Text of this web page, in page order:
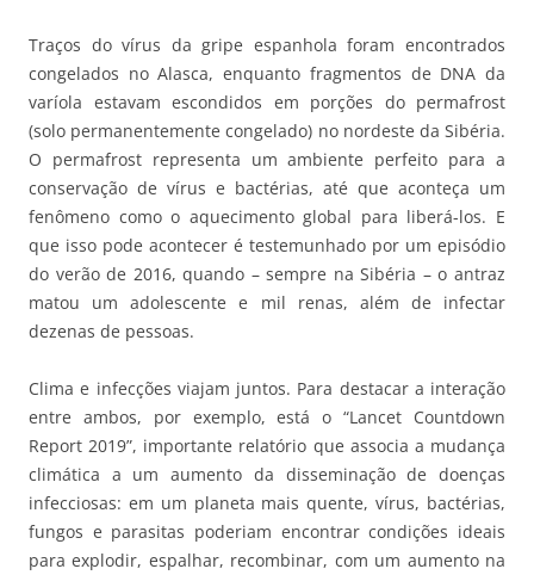
Traços do vírus da gripe espanhola foram encontrados
congelados no Alasca, enquanto fragmentos de DNA da
varíola estavam escondidos em porções do permafrost
(solo permanentemente congelado) no nordeste da Sibéria.
O permafrost representa um ambiente perfeito para a
conservação de vírus e bactérias, até que aconteça um
fenômeno como o aquecimento global para liberá-los. E
que isso pode acontecer é testemunhado por um episódio
do verão de 2016, quando – sempre na Sibéria – o antraz
matou um adolescente e mil renas, além de infectar
dezenas de pessoas.
Clima e infecções viajam juntos. Para destacar a interação
entre ambos, por exemplo, está o “Lancet Countdown
Report 2019”, importante relatório que associa a mudança
climática a um aumento da disseminação de doenças
infecciosas: em um planeta mais quente, vírus, bactérias,
fungos e parasitas poderiam encontrar condições ideais
para explodir, espalhar, recombinar, com um aumento na